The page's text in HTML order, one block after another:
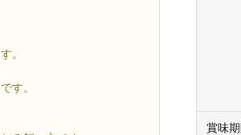
。
す。
賞味